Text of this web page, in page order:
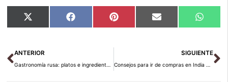
Compartir
en
X
(Twitter)
Compartir
en
Facebook Compartir
en
Pinterest Compartir
en
Email
en
Ant
ANTERIOR
Gastronomía rusa: platos e ingredientes tradicionales
SIGUIENTE
Consejos para ir de compras en India y no ser el ‘turista novato’